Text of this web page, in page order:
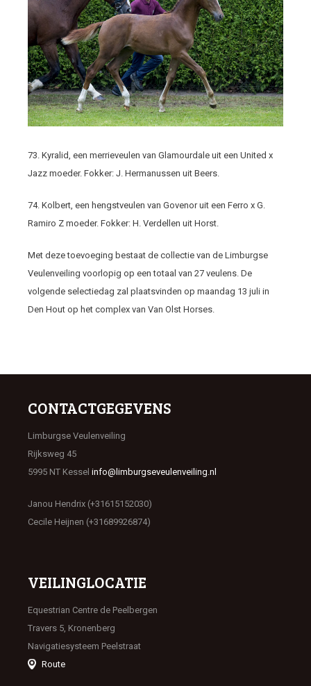
73. Kyralid, een merrieveulen van Glamourdale uit een United x
Jazz moeder. Fokker: J. Hermanussen uit Beers.
74. Kolbert, een hengstveulen van Govenor uit een Ferro x G.
Ramiro Z moeder. Fokker: H. Verdellen uit Horst.
Met deze toevoeging bestaat de collectie van de Limburgse
Veulenveiling voorlopig op een totaal van 27 veulens. De
volgende selectiedag zal plaatsvinden op maandag 13 juli in
Den Hout op het complex van Van Olst Horses.
CONTACTGEGEVENS
Limburgse Veulenveiling
Rijksweg 45
5995 NT Kessel info@limburgseveulenveiling.nl
Janou Hendrix (+31615152030)
Cecile Heijnen (+31689926874)
VEILINGLOCATIE
Equestrian Centre de Peelbergen
Travers 5, Kronenberg
Navigatiesysteem Peelstraat
Route